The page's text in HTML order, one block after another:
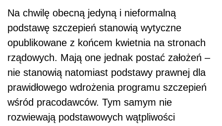
Na chwilę obecną jedyną i nieformalną
podstawę szczepień stanowią wytyczne
opublikowane z końcem kwietnia na stronach
rządowych. Mają one jednak postać założeń –
nie stanowią natomiast podstawy prawnej dla
prawidłowego wdrożenia programu szczepień
wśród pracodawców. Tym samym nie
rozwiewają podstawowych wątpliwości